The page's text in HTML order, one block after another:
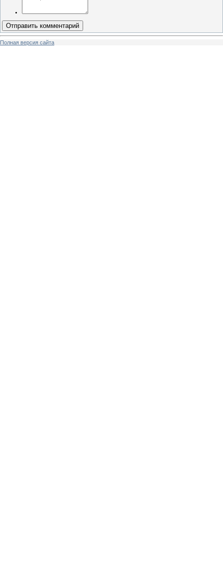
Отправить комментарий
Полная версия сайта